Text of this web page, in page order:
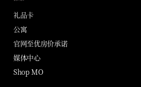
礼品卡
公寓
官网至优房价承诺
媒体中心
Shop MO